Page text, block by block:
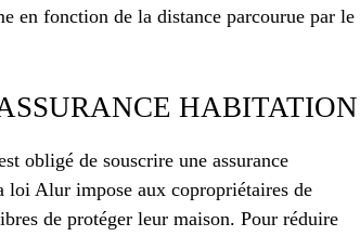
en fonction de la distance parcourue par le
HABITATION
obligé de souscrire une assurance
loi Alur impose aux copropriétaires de
de protéger leur maison. Pour réduire